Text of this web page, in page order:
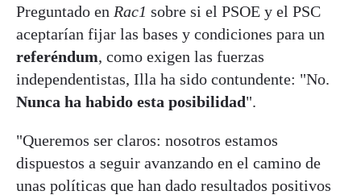
Preguntado en Rac1 sobre si el PSOE y el PSC
aceptarían fijar las bases y condiciones para un
referéndum, como exigen las fuerzas
independentistas, Illa ha sido contundente: "No.
Nunca ha habido esta posibilidad".
"Queremos ser claros: nosotros estamos
dispuestos a seguir avanzando en el camino de
unas políticas que han dado resultados positivos